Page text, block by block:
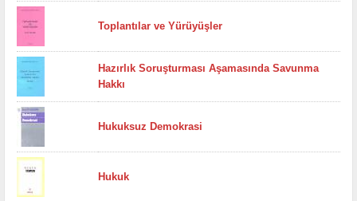
Toplantılar ve Yürüyüşler
Hazırlık Soruşturması Aşamasında Savunma
Hakkı
Hukuksuz Demokrasi
Hukuk